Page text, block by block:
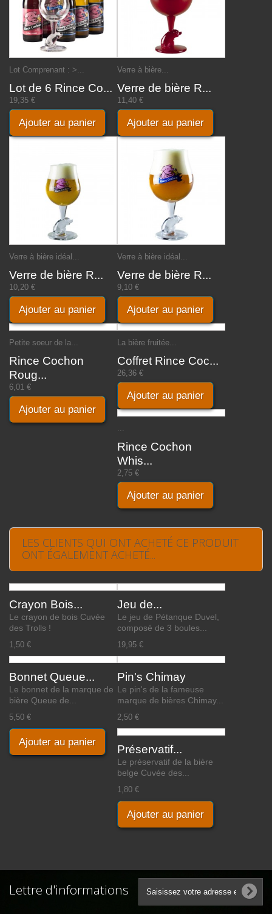
Lot Comprenant : >...
Lot de 6 Rince Co...
19,35 €
Ajouter au panier
Verre à bière...
Verre de bière R...
11,40 €
Ajouter au panier
Verre à bière idéal...
Verre de bière R...
10,20 €
Ajouter au panier
Verre à bière idéal...
Verre de bière R...
9,10 €
Ajouter au panier
Petite soeur de la...
Rince Cochon
Roug...
6,01 €
Ajouter au panier
La bière fruitée...
Coffret Rince Coc...
26,36 €
Ajouter au panier
...
Rince Cochon
Whis...
2,75 €
Ajouter au panier
LES CLIENTS QUI ONT ACHETÉ CE PRODUIT
ONT ÉGALEMENT ACHETÉ...
Crayon Bois...
Le crayon de bois Cuvée
des Trolls !
1,50 €
Jeu de...
Le jeu de Pétanque Duvel,
composé de 3 boules...
19,95 €
Bonnet Queue...
Le bonnet de la marque de
bière Queue de...
5,50 €
Ajouter au panier
Pin's Chimay
Le pin's de la fameuse
marque de bières Chimay...
2,50 €
Préservatif...
Le préservatif de la bière
belge Cuvée des...
1,80 €
Ajouter au panier
Lettre d'informations